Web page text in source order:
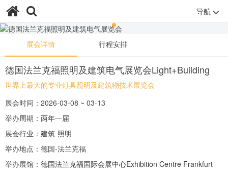
导航
展会详情 行程安排
德国法兰克福照明及建筑电气展览会Light+Building
世界上最大的专业灯具照明及建筑物技术展览会
展会时间：2026-03-08 ~ 03-13
举办周期：两年一届
展会行业： 建筑 照明
举办地点：德国-法兰克福
举办展馆： 德国法兰克福国际会展中心Exhibition Centre Frankfurt